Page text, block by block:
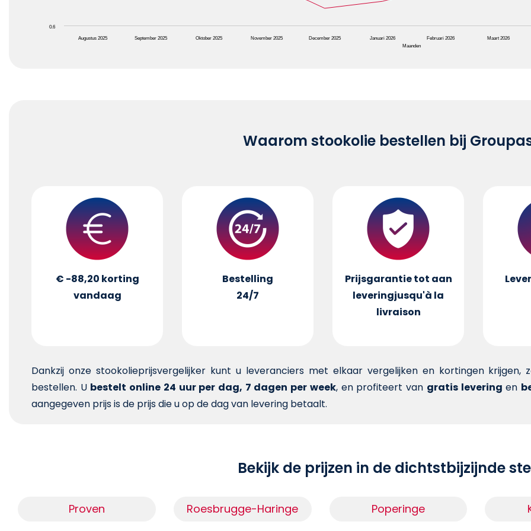
Maanden
Augustus 2025 September 2025 Oktober 2025 November 2025 December 2025 Januari 2026 Februari 2026 Maart 2026
0.6
Waarom stookolie bestellen bij
€ -88,20 korting
vandaag
Bestelling
24/7
Prijsgarantie tot aan
leveringjusqu'à la
livraison
Dankzij onze stookolieprijsvergelijker kunt u leveranciers met elkaar vergelijken en kortingen
bestellen. U bestelt online 24 uur per dag, 7 dagen per week, en profiteert van gratis levering en
aangegeven prijs is de prijs die u op de dag van levering betaalt.
Bekijk de prijzen in de dichtstbijzijnde
Proven Roesbrugge-Haringe Poperinge